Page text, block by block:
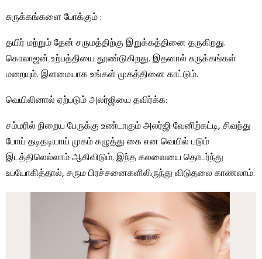
சுருக்கங்களை போக்கும் :
தயிர் மற்றும் தேன் சருமத்திற்கு இறுக்கத்தினை தருகிறது.
கொலாஜன் உற்பத்தியை தூண்டுகிறது. இதனால் சுருக்கங்கள்
மறையும். இளமையாக உங்கள் முகத்தினை காட்டும்.
வெயிலினால் ஏற்படும் அலர்ஜியை தவிர்க்க:
சம்மரில் நிறைய பேருக்கு உண்டாகும் அலர்ஜி வேனிற்கட்டி, சிவந்து
போய் தடிதடியாய் முகம் கழுத்து கை என வெயில் படும்
இடத்திலெல்லாம் ஆகிவிடும். இந்த கலவையை தொடர்ந்து
உபயோகித்தால், சரும பிரச்சனைகளிலிருந்து விடுதலை காணலாம்.